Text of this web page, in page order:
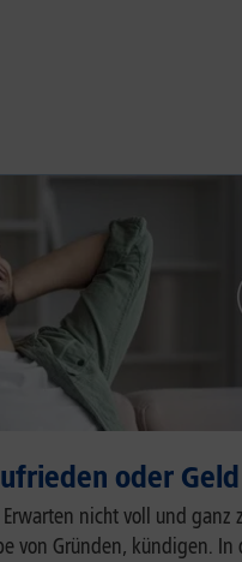
oder
nicht voll und
von Gründen, kündigen.